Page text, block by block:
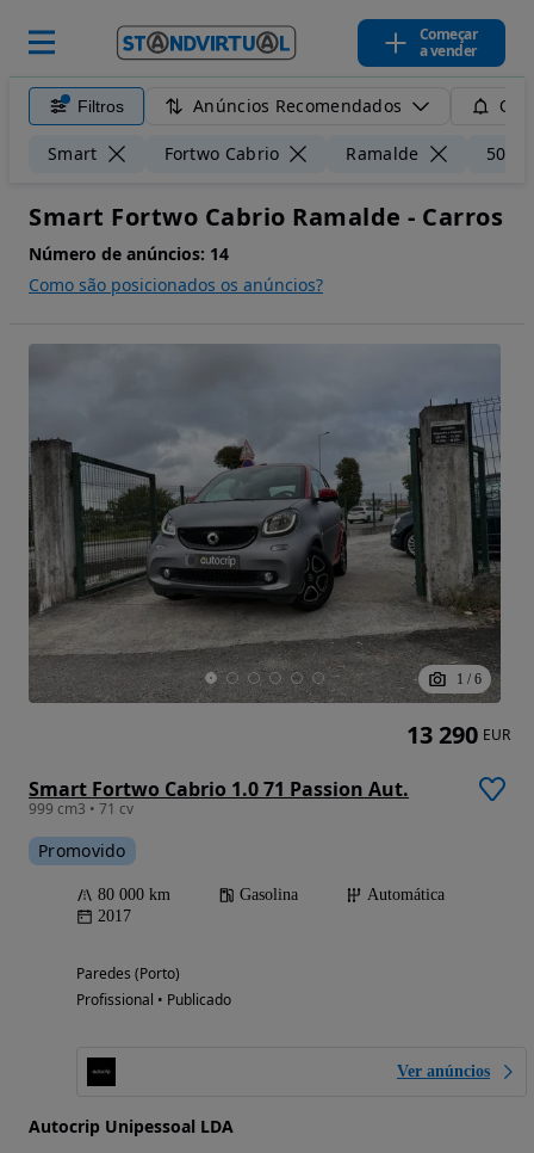
Começar
a vender
Filtros Anúncios Recomendados
Smart Fortwo Cabrio Ramalde 50 km
Smart Fortwo Cabrio Ramalde - Carros
Número de anúncios: 14
Como são posicionados os anúncios?
1 / 6
Smart Fortwo Cabrio 1.0 71 Passion Aut.
999 cm3 • 71 cv
Promovido
80 000 km Gasolina
Automática
2017
Paredes (Porto)
Profissional • Publicado
Ver anúncios
Autocrip Unipessoal LDA
13 290 EUR